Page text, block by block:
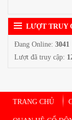
LƯỢT TRUY
Đang Online:3041
Lượt đã truy cập:
TRANG CHỦ